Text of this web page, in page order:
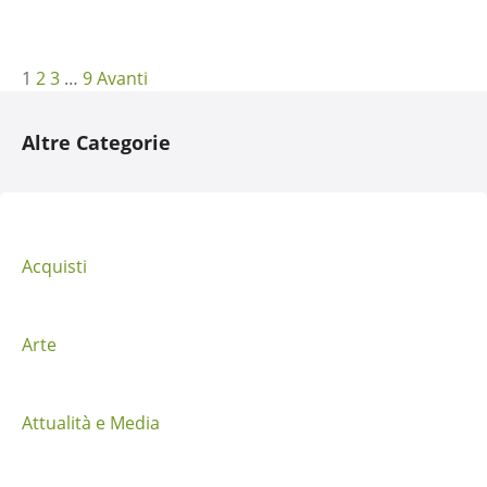
N
a
g
z
o
1 23 … 9Avanti
Altre Categorie
Acquisti
Arte
Attualità e Media